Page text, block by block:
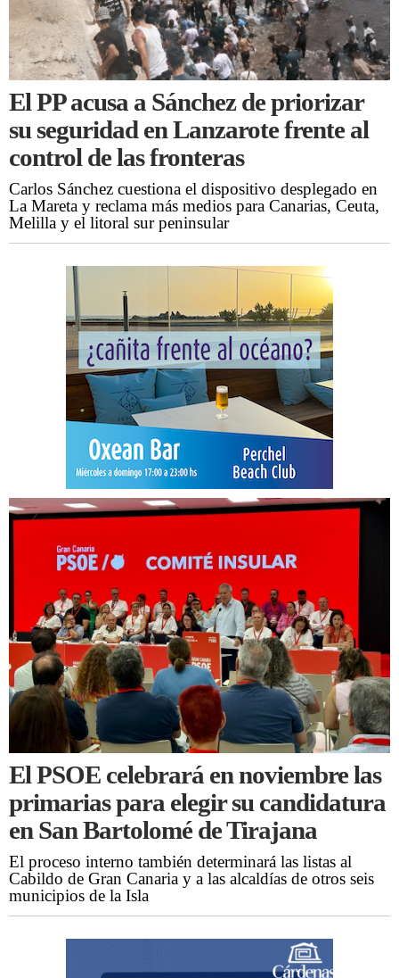
El PP acusa a Sánchez de priorizar
su seguridad en Lanzarote frente al
control de las fronteras
Carlos Sánchez cuestiona el dispositivo desplegado en
La Mareta y reclama más medios para Canarias, Ceuta,
Melilla y el litoral sur peninsular
El PSOE celebrará en noviembre las
primarias para elegir su candidatura
en San Bartolomé de Tirajana
El proceso interno también determinará las listas al
Cabildo de Gran Canaria y a las alcaldías de otros seis
municipios de la Isla